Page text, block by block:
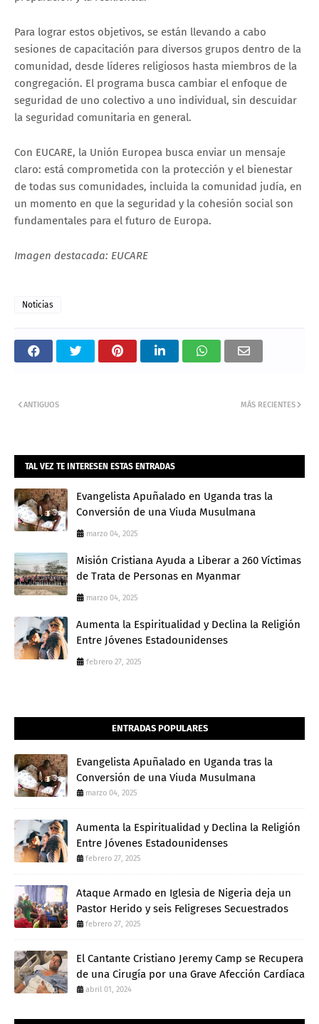
Para lograr estos objetivos, se están llevando a cabo
sesiones de capacitación para diversos grupos dentro de la
comunidad, desde líderes religiosos hasta miembros de la
congregación. El programa busca cambiar el enfoque de
seguridad de uno colectivo a uno individual, sin descuidar
la seguridad comunitaria en general.
Con EUCARE, la Unión Europea busca enviar un mensaje
claro: está comprometida con la protección y el bienestar
de todas sus comunidades, incluida la comunidad judía, en
un momento en que la seguridad y la cohesión social son
fundamentales para el futuro de Europa.
Imagen destacada: EUCARE
Noticias
MÁS RECIENTES
ANTIGUOS
TAL VEZ TE INTERESEN ESTAS ENTRADAS
Evangelista Apuñalado en Uganda tras la
Conversión de una Viuda Musulmana
marzo 04, 2025
Misión Cristiana Ayuda a Liberar a 260 Víctimas
de Trata de Personas en Myanmar
marzo 04, 2025
Aumenta la Espiritualidad y Declina la Religión
Entre Jóvenes Estadounidenses
febrero 27, 2025
ENTRADAS POPULARES
Evangelista Apuñalado en Uganda tras la
Conversión de una Viuda Musulmana
marzo 04, 2025
Aumenta la Espiritualidad y Declina la Religión
Entre Jóvenes Estadounidenses
febrero 27, 2025
Ataque Armado en Iglesia de Nigeria deja un
Pastor Herido y seis Feligreses Secuestrados
febrero 27, 2025
El Cantante Cristiano Jeremy Camp se Recupera
de una Cirugía por una Grave Afección Cardíaca
abril 01, 2024